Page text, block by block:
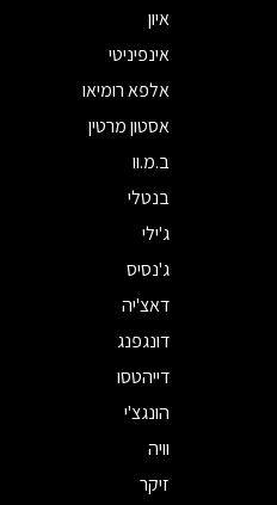
איון
אינפיניטי
אלפא רומיאו
אסטון מרטין
ב.מ.וו
בנטלי
ג'ילי
ג'נסיס
דאצ'יה
דונגפנג
דייהטסו
הונגצ'י
וויה
זיקר